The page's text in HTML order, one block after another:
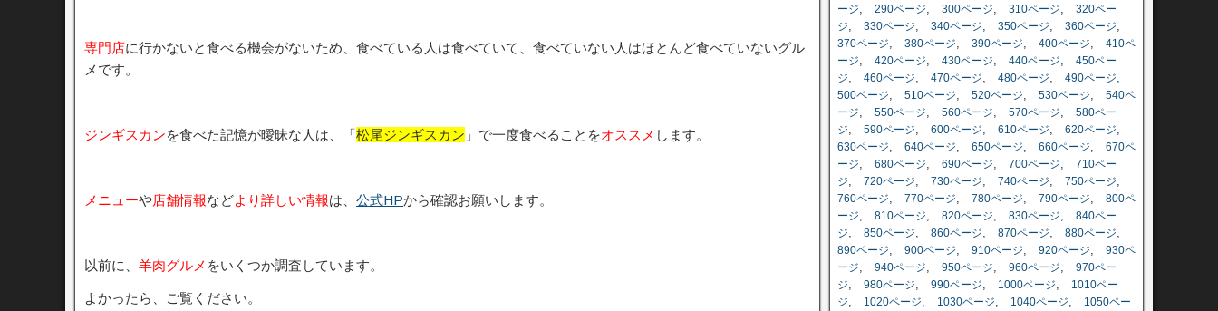
専門店に行かないと食べる機会がないため、食べている人は食べていて、食べていない人はほとんど食べていないグル
メです。
ジンギスカンを食べた記憶が曖昧な人は、「松尾ジンギスカン 」で一度食べることをオススメ します。
メニューや店舗情報などより詳しい情報は、 公式HPから確認お願いします。
以前に、 羊肉グルメ をいくつか調査しています。
よかったら、ご覧ください。
ージ, 290ページ, 300ページ, 310ページ, 320ペー
ジ, 330ページ, 340ページ, 350ページ, 360ページ,
370ページ, 380ページ, 390ページ, 400ページ, 410ペ
ージ, 420ページ, 430ページ, 440ページ, 450ペー
ジ, 460ページ, 470ページ, 480ページ, 490ページ,
500ページ, 510ページ, 520ページ, 530ページ, 540ペ
ージ, 550ページ, 560ページ, 570ページ, 580ペー
ジ, 590ページ, 600ページ, 610ページ, 620ページ,
630ページ, 640ページ, 650ページ, 660ページ, 670ペ
ージ, 680ページ, 690ページ, 700ページ, 710ペー
ジ, 720ページ, 730ページ, 740ページ, 750ページ,
760ページ, 770ページ, 780ページ, 790ページ, 800ペ
ージ, 810ページ, 820ページ, 830ページ, 840ペー
ジ, 850ページ, 860ページ, 870ページ, 880ページ,
890ページ, 900ページ, 910ページ, 920ページ, 930ペ
ージ, 940ページ, 950ページ, 960ページ, 970ペー
ジ, 980ページ, 990ページ, 1000ページ,
1010ペー
ジ, 1020ページ, 1030ページ, 1040ページ,
1050ペー